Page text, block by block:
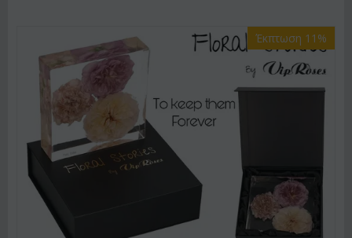
Έκπτωση 11%